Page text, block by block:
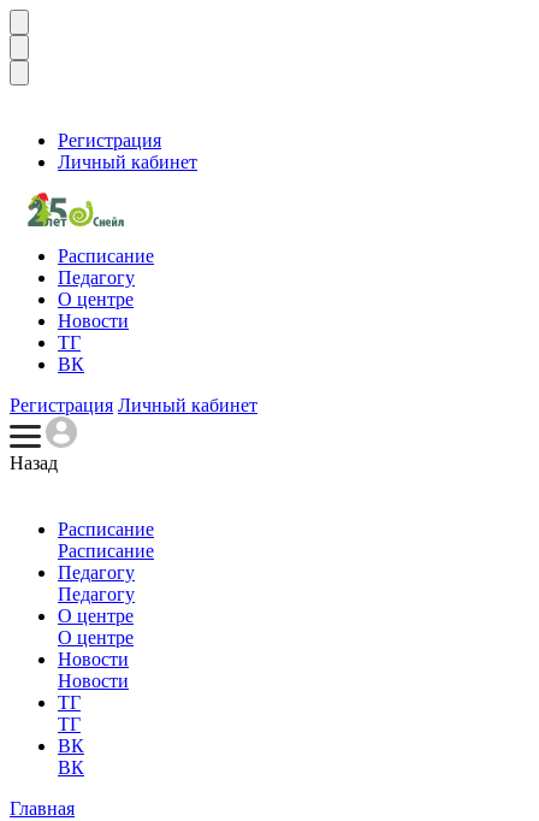
Регистрация
Личный кабинет
Расписание
Педагогу
О центре
Новости
ТГ
ВК
Регистрация Личный кабинет
Назад
Расписание
Расписание
Педагогу
Педагогу
О центре
О центре
Новости
Новости
ТГ
ТГ
ВК
ВК
Главная